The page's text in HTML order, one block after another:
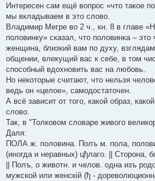
Интересен сам ещё вопрос «что такое
мы вкладываем в это слово.
Владимир Мегре во 2 ч., кн. 8 в главе
половинку» сказал, что половинка –
женщина, близкий вам по духу,
общении, влекущий вас к себе, в том
способный вдохновить вас на любовь.
Но некоторые считают, что нельзя
ведь он «целое», самодостаточен.
А всё зависит от того, какой образ,
слово.
Так, в "Толковом словаре живого
Даля:
ПОЛА ж. половина. Полъ м. пола,
(иногда и неравных) цђлаго. || Сторона,
|| Полъ, о животн. и челов. одна изъ
мужской или женскій (ђ -